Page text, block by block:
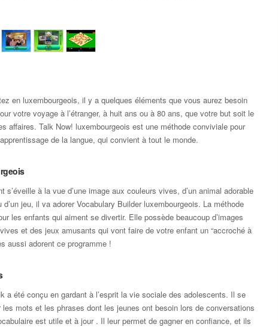
en luxembourgeois, il y a quelques éléments que vous aurez besoin
votre voyage à l’étranger, à huit ans ou à 80 ans, que votre but soit le
affaires. Talk Now! luxembourgeois est une méthode conviviale pour
de la langue, qui convient à tout le monde.
s’éveille à la vue d’une image aux couleurs vives, d’un animal adorable
d’un jeu, il va adorer Vocabulary Builder luxembourgeois. La méthode
les enfants qui aiment se divertir. Elle possède beaucoup d’images
et des jeux amusants qui vont faire de votre enfant un “accroché à
aussi adorent ce programme !
a été conçu en gardant à l’esprit la vie sociale des adolescents. Il se
les mots et les phrases dont les jeunes ont besoin lors de conversations
est utile et à jour . Il leur permet de gagner en confiance, et ils